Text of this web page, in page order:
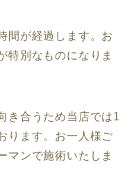
間が経過します。お
特別なものになりま
き合うため当店では1
ります。お一人様ご
マンで施術いたしま